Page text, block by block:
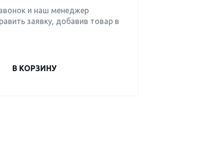
и наш менеджер
заявку, добавив товар в
В КОРЗИНУ